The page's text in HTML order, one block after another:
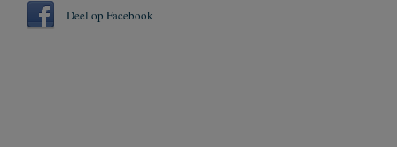
Deel op Facebook